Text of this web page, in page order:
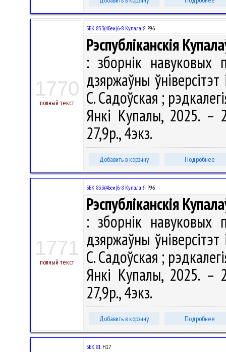
1770
полный текст
ББК 83.3(4Беи)6-8 Купала Я.Р96
Рэспубліканскія
: зборнік навуковых
дзяржаўны
С. Садоўская ;
Янкі Купалы, 2025. –
27,9р., 4экз.
Добавить в корзину Подробнее
1771
полный текст
ББК 83.3(4Беи)6-8 Купала Я.Р96
Рэспубліканскія
: зборнік навуковых
дзяржаўны
С. Садоўская ;
Янкі Купалы, 2025. –
27,9р., 4экз.
Добавить в корзину Подробнее
ББК 81.Н17